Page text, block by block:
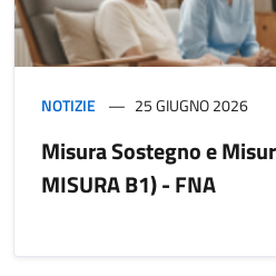
NOTIZIE 25 GIUGNO 2026
Misura Sostegno e
MISURA B1) - FNA